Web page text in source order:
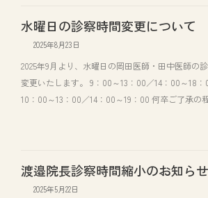
水曜日の診察時間変更について
2025年8月23日
2025年9月より、水曜日の岡田医師・田中医師の
変更いたします。 9：00～13：00／14
10：00～13：00／14：00～19：00 何卒ご了承
渡邉院長診察時間縮小のお知らせ
2025年5月22日